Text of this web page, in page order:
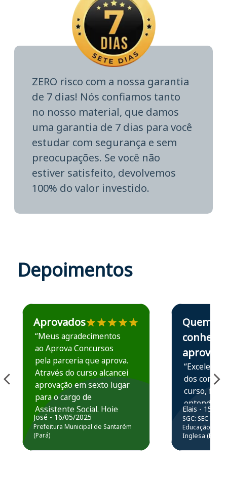
ZERO risco com a nossa garantia
de 7 dias! Nós confiamos tanto
no nosso material, que damos
uma garantia de 7 dias para você
estudar com segurança e sem
preocupações. Se você não
estiver satisfeito, devolvemos
100% do valor investido.
Depoimentos
Estudante José recomenda o Aprova Concursos em
Aprovados
“Meus agradecimentos
ao Aprova Concursos
pela parceria que aprova.
Através do curso alcancei
aprovação em sexto lugar
para o cargo de
Assistente Social. Hoje
estou atuando na
Prefeitura de Santarém.
José - 16/05/2025
Prefeitura Municipal de Santarém
(Pará)
Estudante Elais
Quem
conhece,
aprova
“Excelente
dos
curso,
entender e
prática
resolução
questões.”
Elais - 15/07/
SGC: SEC BA
Educação
Inglesa (Edital